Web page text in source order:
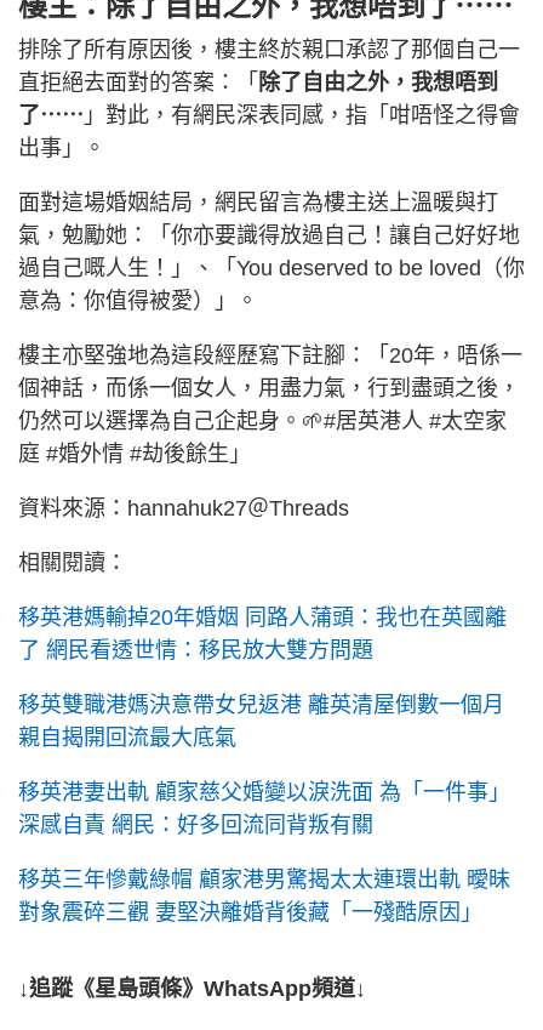
排除了所有原因後，樓主終於親口承認了那個自己一
直拒絕去面對的答案：「 除了自由之外，我想唔到
了⋯⋯ 」對此，有網民深表同感，指「咁唔怪之得會
出事」。
面對這場婚姻結局，網民留言為樓主送上溫暖與打
氣，勉勵她：「你亦要識得放過自己！讓自己好好地
過自己嘅人生！」、「You deserved to be loved（你
意為：你值得被愛）」。
樓主亦堅強地為這段經歷寫下註腳：「20年，唔係一
個神話，而係一個女人，用盡力氣，行到盡頭之後，
仍然可以選擇為自己企起身。🌱#居英港人 #太空家
庭 #婚外情 #劫後餘生」
資料來源：hannahuk27＠Threads
相關閱讀：
移英港媽輸掉20年婚姻 同路人蒲頭：我也在英國離
了 網民看透世情：移民放大雙方問題
移英雙職港媽決意帶女兒返港 離英清屋倒數一個月
親自揭開回流最大底氣
移英港妻出軌 顧家慈父婚變以淚洗面 為「一件事」
深感自責 網民：好多回流同背叛有關
移英三年慘戴綠帽 顧家港男驚揭太太連環出軌 曖昧
對象震碎三觀 妻堅決離婚背後藏「一殘酷原因」
↓追蹤《星島頭條》WhatsApp頻道↓